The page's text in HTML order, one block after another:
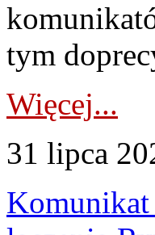
tym
Więcej...
31 lipca
Komunikat